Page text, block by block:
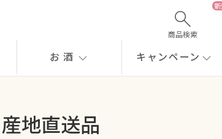
商品検索
お酒 キャンペーン
産地直送品